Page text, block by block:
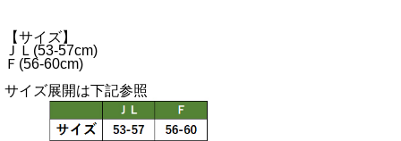
【サイズ】
ＪＬ(53-57cm)
Ｆ(56-60cm)
サイズ展開は下記参照